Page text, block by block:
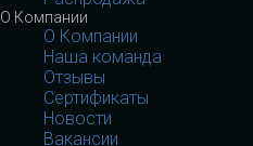
О Компании
О Компании
Наша команда
Отзывы
Сертификаты
Новости
Вакансии